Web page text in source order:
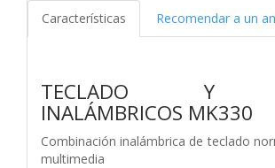
Características Recomendar a un
TECLADO Y
INALÁMBRICOS MK330
Combinación inalámbrica de teclado
multimedia